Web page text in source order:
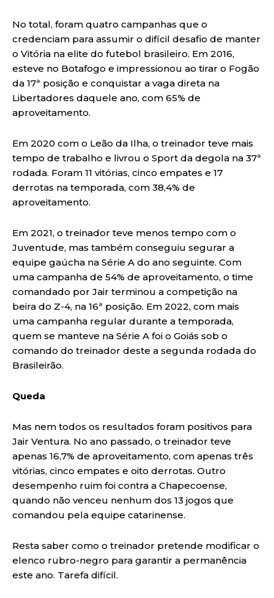
No total, foram quatro campanhas que o
credenciam para assumir o difícil desafio de manter
o Vitória na elite do futebol brasileiro. Em 2016,
esteve no Botafogo e impressionou ao tirar o Fogão
da 17ª posição e conquistar a vaga direta na
Libertadores daquele ano, com 65% de
aproveitamento.
Em 2020 com o Leão da Ilha, o treinador teve mais
tempo de trabalho e livrou o Sport da degola na 37ª
rodada. Foram 11 vitórias, cinco empates e 17
derrotas na temporada, com 38,4% de
aproveitamento.
Em 2021, o treinador teve menos tempo com o
Juventude, mas também conseguiu segurar a
equipe gaúcha na Série A do ano seguinte. Com
uma campanha de 54% de aproveitamento, o time
comandado por Jair terminou a competição na
beira do Z-4, na 16ª posição. Em 2022, com mais
uma campanha regular durante a temporada,
quem se manteve na Série A foi o Goiás sob o
comando do treinador deste a segunda rodada do
Brasileirão.
Queda
Mas nem todos os resultados foram positivos para
Jair Ventura. No ano passado, o treinador teve
apenas 16,7% de aproveitamento, com apenas três
vitórias, cinco empates e oito derrotas. Outro
desempenho ruim foi contra a Chapecoense,
quando não venceu nenhum dos 13 jogos que
comandou pela equipe catarinense.
Resta saber como o treinador pretende modificar o
elenco rubro-negro para garantir a permanência
este ano. Tarefa difícil.